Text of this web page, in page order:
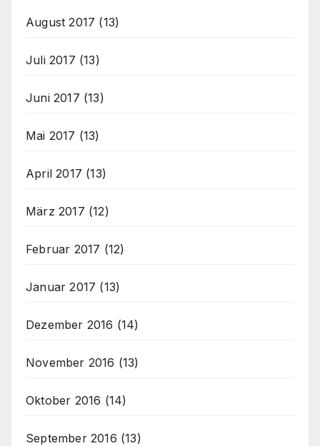
August 2017 (13)
Juli 2017 (13)
Juni 2017 (13)
Mai 2017 (13)
April 2017 (13)
März 2017 (12)
Februar 2017 (12)
Januar 2017 (13)
Dezember 2016 (14)
November 2016 (13)
Oktober 2016 (14)
September 2016 (13)